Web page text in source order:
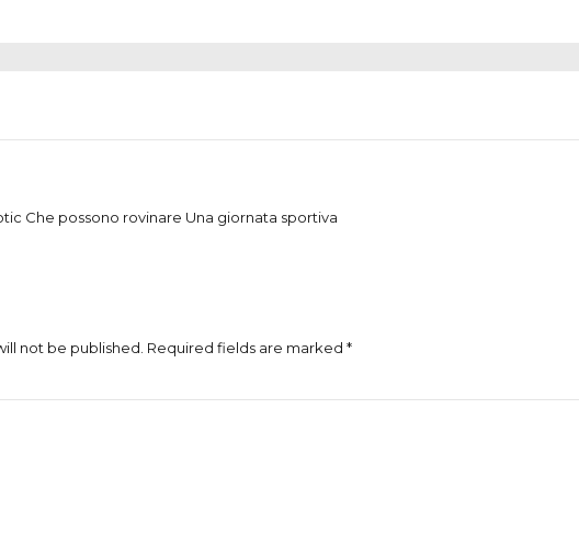
Che possono rovinare Una giornata sportiva
not be published. Required fields are marked *